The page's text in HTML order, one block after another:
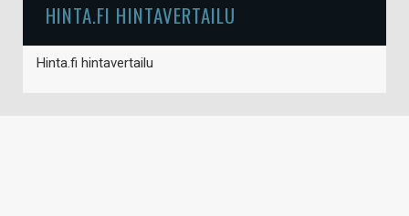
HINTA.FI HINTAVERTAILU
Hinta.fi hintavertailu